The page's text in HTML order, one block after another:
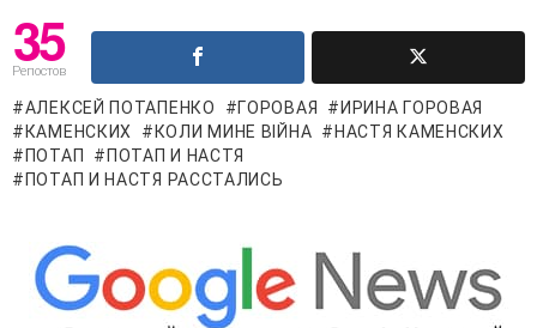
35
Репостов
АЛЕКСЕЙ ПОТАПЕНКО ГОРОВАЯ
ИРИНА ГОРОВАЯ
КАМЕНСКИХ
КОЛИ МИНЕ ВІЙНА
НАСТЯ КАМЕНСКИХ
ПОТАП
ПОТАП И НАСТЯ
ПОТАП И НАСТЯ РАССТАЛИСЬ